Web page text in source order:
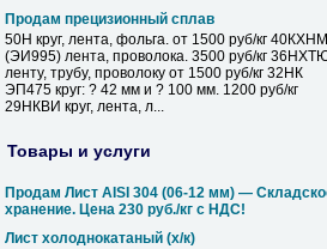
Продам прецизионный сплав
50Н круг, лента, фольга. от 1500 руб/кг 40КХНМ
(ЭИ995) лента, проволока. 3500 руб/кг
ленту, трубу, проволоку от 1500 руб/кг 32НК
ЭП475 круг: ? 42 мм и ? 100 мм. 1200 руб/кг
29НКВИ круг, лента, л...
Товары и услуги
Продам Лист AISI 304 (06-12 мм) —
хранение. Цена 230 руб./кг с НДС!
Лист холоднокатаный (х/к)